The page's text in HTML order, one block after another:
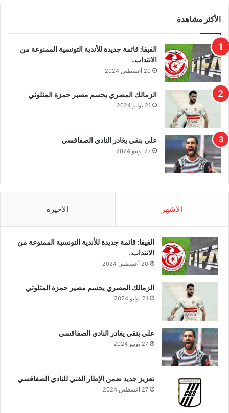
الأكثر مشاهدة
الفيفا: قائمة جديدة للأندية التونسية الممنوعة من
الانتداب..
20 أغسطس 2024
الزمالك المصري يحسم مصير حمزة المثلوثي
21 يوليو 2024
علي بنقي يغادر النادي الصفاقسي
27 يونيو 2024
الأشهر الأخيرة
الفيفا: قائمة جديدة للأندية التونسية الممنوعة من
الانتداب..
20 أغسطس 2024
الزمالك المصري يحسم مصير حمزة المثلوثي
21 يوليو 2024
علي بنقي يغادر النادي الصفاقسي
27 يونيو 2024
تعزيز جديد ضمن الإطار الفني للنادي الصفاقسي
27 أغسطس 2024